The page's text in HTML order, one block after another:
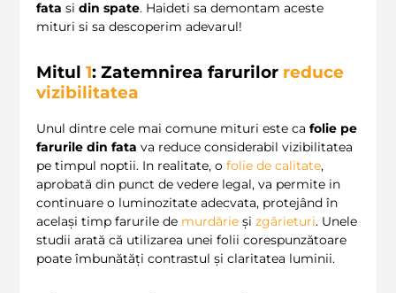
fata si din spate. Haideti sa demontam aceste
mituri si sa descoperim adevarul!
Mitul 1: Zatemnirea farurilor reduce
vizibilitatea
Unul dintre cele mai comune mituri este ca folie pe
farurile din fata va reduce considerabil vizibilitatea
pe timpul noptii. In realitate, o folie de calitate,
aprobată din punct de vedere legal, va permite in
continuare o luminozitate adecvata, protejând în
același timp farurile de murdărie și zgârieturi. Unele
studii arată că utilizarea unei folii corespunzătoare
poate îmbunătăți contrastul și claritatea luminii.